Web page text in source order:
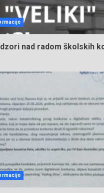
nad radom školskih